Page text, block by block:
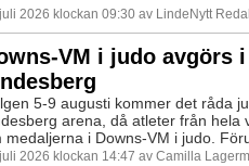
2026 klockan 09:30 av LindeNytt
VM i judo avgörs i
5-9 augusti kommer det råda
arena, då atleter från hela
medaljerna i Downs-VM i judo.
2026 klockan 14:47 av Camilla